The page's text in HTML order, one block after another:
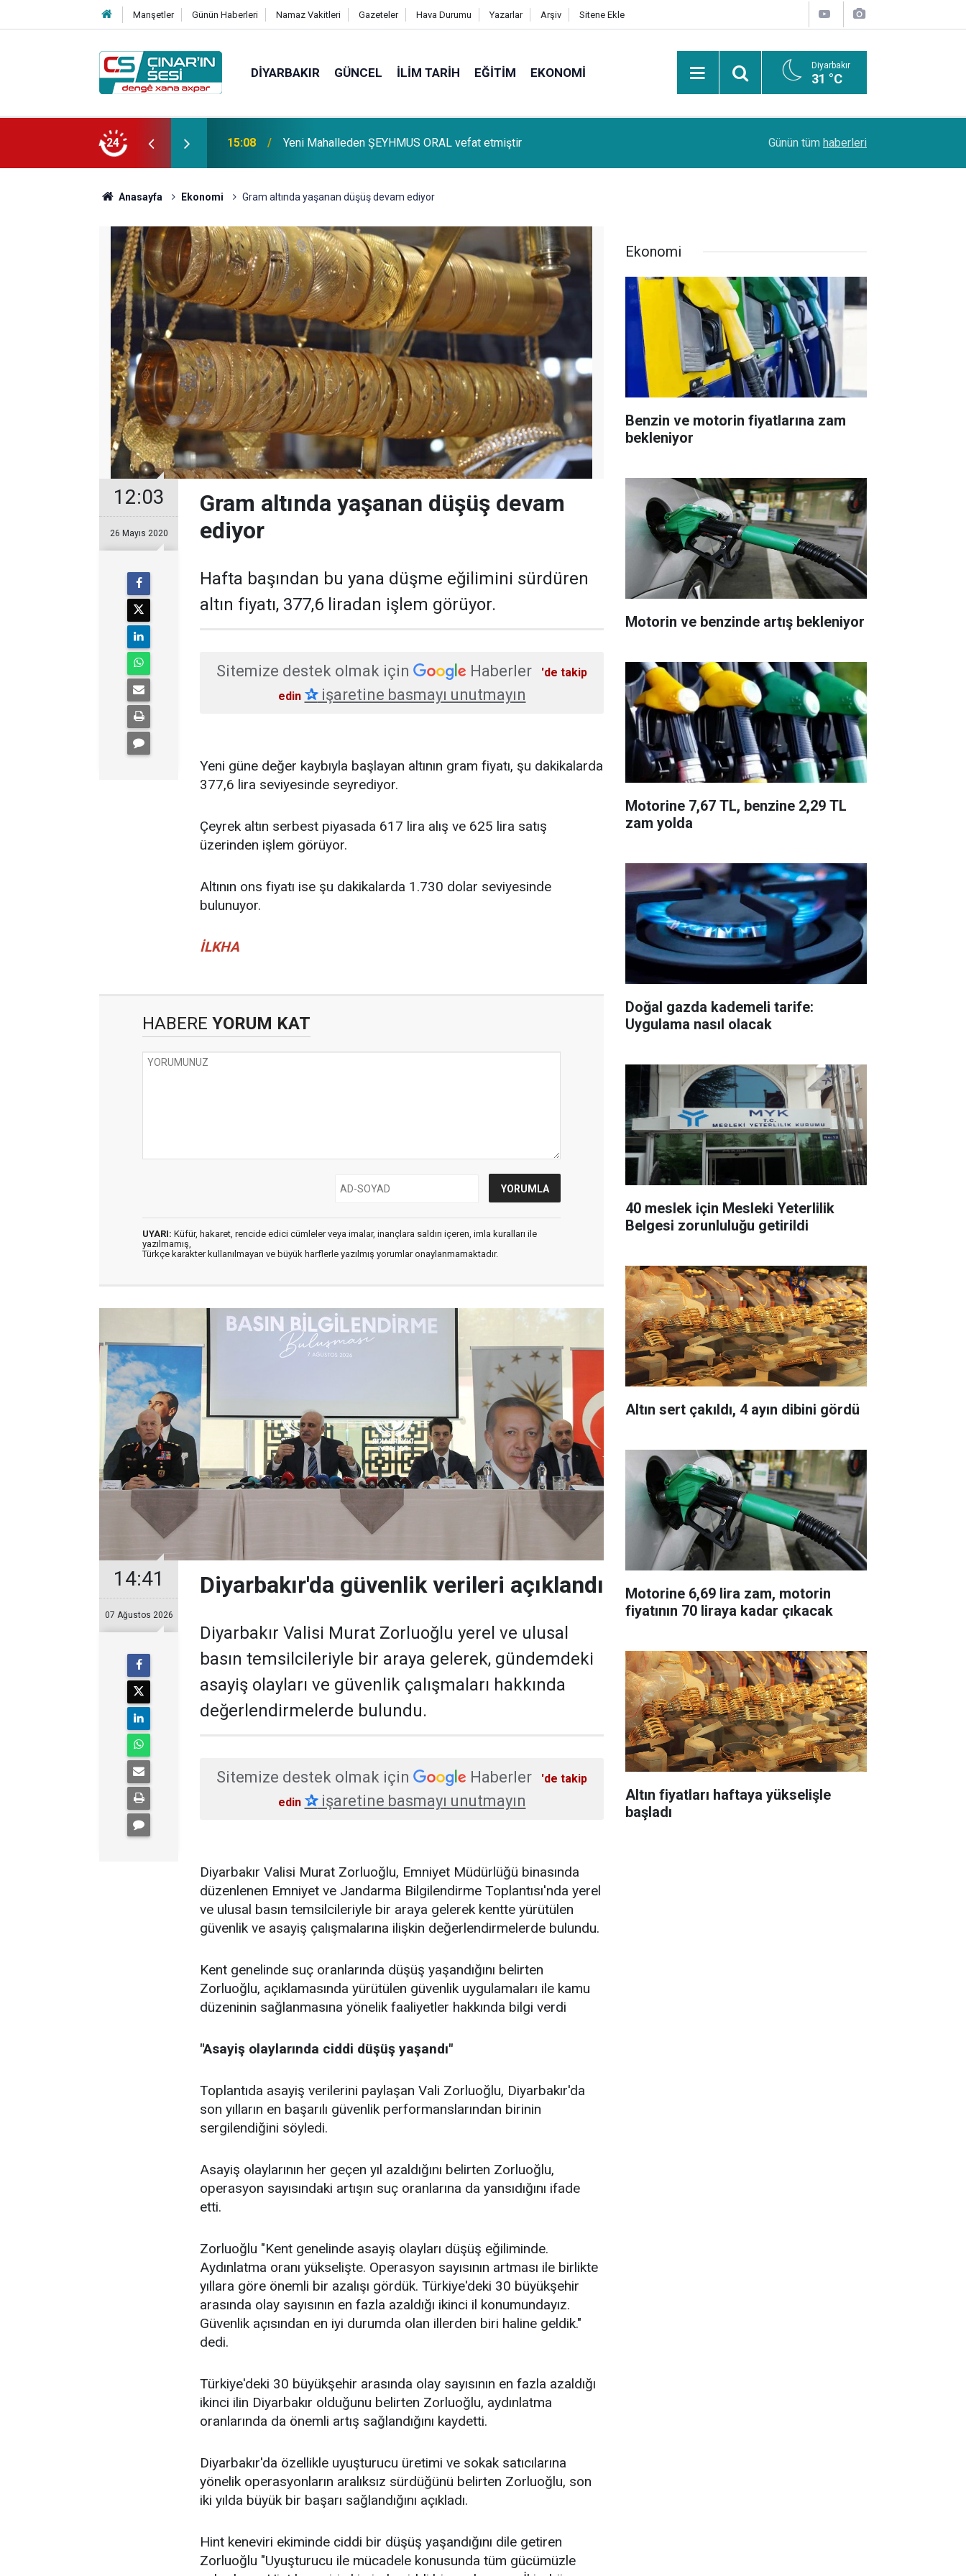
Manşetler Günün Haberleri Namaz Vakitleri Gazeteler Hava Durumu Yazarlar Arşiv Sitene Ekle
DIYARBAKIR GÜNCEL İLIM TARIH EĞITIM EKONOMI Diyarbakır
31 °C
24 14:51 Çınar ilçemize bağlı Kûrik Köyünden MEYRİ GÜL vefat etmiştir
kanserlerine de yol açabilir
Günün tüm haberleri
Anasayfa Ekonomi Gram altında yaşanan düşüş devam ediyor
12:03
26 Mayıs 2020
Gram altında yaşanan düşüş devam
ediyor
Hafta başından bu yana düşme eğilimini sürdüren
altın fiyatı, 377,6 liradan işlem görüyor.
Sitemize destek olmak için Haberler
'de takip
edin ✰işaretine basmayı unutmayın
Yeni güne değer kaybıyla başlayan altının gram fiyatı, şu dakikalarda
377,6 lira seviyesinde seyrediyor.
Çeyrek altın serbest piyasada 617 lira alış ve 625 lira satış
üzerinden işlem görüyor.
Altının ons fiyatı ise şu dakikalarda 1.730 dolar seviyesinde
bulunuyor.
İLKHA
HABERE YORUM KAT
UYARI: Küfür, hakaret, rencide edici cümleler veya imalar, inançlara saldırı içeren, imla kuralları ile
yazılmamış,
Türkçe karakter kullanılmayan ve büyük harflerle yazılmış yorumlar onaylanmamaktadır.
14:41
07 Ağustos 2026
Diyarbakır'da güvenlik verileri açıklandı
Diyarbakır Valisi Murat Zorluoğlu yerel ve ulusal
basın temsilcileriyle bir araya gelerek, gündemdeki
asayiş olayları ve güvenlik çalışmaları hakkında
değerlendirmelerde bulundu.
Sitemize destek olmak için Haberler
'de takip
edin ✰işaretine basmayı unutmayın
Diyarbakır Valisi Murat Zorluoğlu, Emniyet Müdürlüğü binasında
düzenlenen Emniyet ve Jandarma Bilgilendirme Toplantısı'nda yerel
ve ulusal basın temsilcileriyle bir araya gelerek kentte yürütülen
güvenlik ve asayiş çalışmalarına ilişkin değerlendirmelerde bulundu.
Kent genelinde suç oranlarında düşüş yaşandığını belirten
Zorluoğlu, açıklamasında yürütülen güvenlik uygulamaları ile kamu
düzeninin sağlanmasına yönelik faaliyetler hakkında bilgi verdi
"Asayiş olaylarında ciddi düşüş yaşandı"
Toplantıda asayiş verilerini paylaşan Vali Zorluoğlu, Diyarbakır'da
son yılların en başarılı güvenlik performanslarından birinin
sergilendiğini söyledi.
Asayiş olaylarının her geçen yıl azaldığını belirten Zorluoğlu,
operasyon sayısındaki artışın suç oranlarına da yansıdığını ifade
etti.
Zorluoğlu "Kent genelinde asayiş olayları düşüş eğiliminde.
Aydınlatma oranı yükselişte. Operasyon sayısının artması ile birlikte
yıllara göre önemli bir azalışı gördük. Türkiye'deki 30 büyükşehir
arasında olay sayısının en fazla azaldığı ikinci il konumundayız.
Güvenlik açısından en iyi durumda olan illerden biri haline geldik."
dedi.
Türkiye'deki 30 büyükşehir arasında olay sayısının en fazla azaldığı
ikinci ilin Diyarbakır olduğunu belirten Zorluoğlu, aydınlatma
oranlarında da önemli artış sağlandığını kaydetti.
Diyarbakır'da özellikle uyuşturucu üretimi ve sokak satıcılarına
yönelik operasyonların aralıksız sürdüğünü belirten Zorluoğlu, son
iki yılda büyük bir başarı sağlandığını açıkladı.
Hint keneviri ekiminde ciddi bir düşüş yaşandığını dile getiren
Zorluoğlu "Uyuşturucu ile mücadele konusunda tüm gücümüzle
Ekonomi
Benzin ve motorin fiyatlarına zam
bekleniyor
Motorin ve benzinde artış bekleniyor
Motorine 7,67 TL, benzine 2,29 TL
zam yolda
Doğal gazda kademeli tarife:
Uygulama nasıl olacak
40 meslek için Mesleki Yeterlilik
Belgesi zorunluluğu getirildi
Altın sert çakıldı, 4 ayın dibini gördü
Motorine 6,69 lira zam, motorin
fiyatının 70 liraya kadar çıkacak
Altın fiyatları haftaya yükselişle
başladı